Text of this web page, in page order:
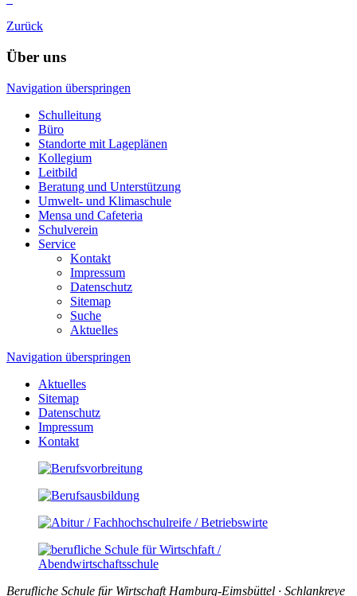
Zurück
Über uns
Navigation überspringen
Schulleitung
Büro
Standorte mit Lageplänen
Kollegium
Leitbild
Beratung und Unterstützung
Umwelt- und Klimaschule
Mensa und Cafeteria
Schulverein
Service
Kontakt
Impressum
Datenschutz
Sitemap
Suche
Aktuelles
Navigation überspringen
Aktuelles
Sitemap
Datenschutz
Impressum
Kontakt
Berufliche Schule für Wirtschaft Hamburg-Eimsbüttel · Schlankreye